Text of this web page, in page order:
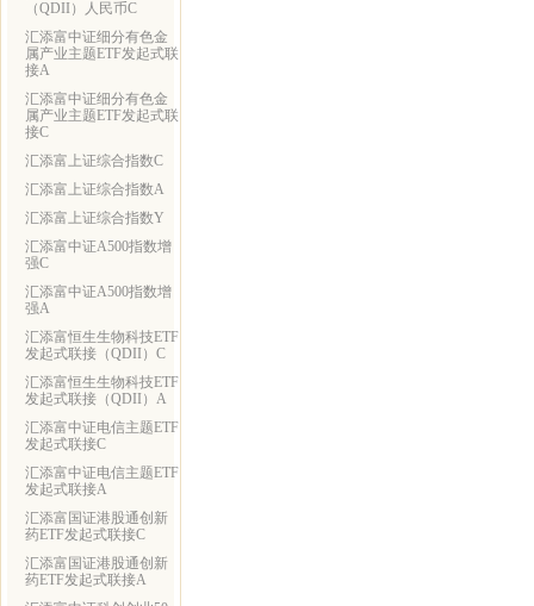
（QDII）人民币C
汇添富中证细分有色金
属产业主题ETF发起式联
接A
汇添富中证细分有色金
属产业主题ETF发起式联
接C
汇添富上证综合指数C
汇添富上证综合指数A
汇添富上证综合指数Y
汇添富中证A500指数增
强C
汇添富中证A500指数增
强A
汇添富恒生生物科技ETF
发起式联接（QDII）C
汇添富恒生生物科技ETF
发起式联接（QDII）A
汇添富中证电信主题ETF
发起式联接C
汇添富中证电信主题ETF
发起式联接A
汇添富国证港股通创新
药ETF发起式联接C
汇添富国证港股通创新
药ETF发起式联接A